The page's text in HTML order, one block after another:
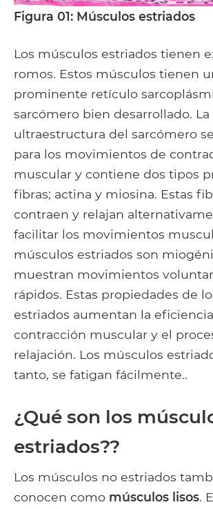
Figura 01: Músculos estriados
Los músculos estriados tienen
romos. Estos músculos tienen
prominente retículo
sarcómero bien desarrollado. La
ultraestructura del sarcómero
para los movimientos de
muscular y contiene dos tipos
fibras; actina y miosina. Estas
contraen y relajan
facilitar los movimientos
músculos estriados son
muestran movimientos
rápidos. Estas propiedades de
estriados aumentan la
contracción muscular y el
relajación. Los músculos
tanto, se fatigan fácilmente..
¿Qué son los
estriados??
Los músculos no estriados
conocen como músculos lisos.